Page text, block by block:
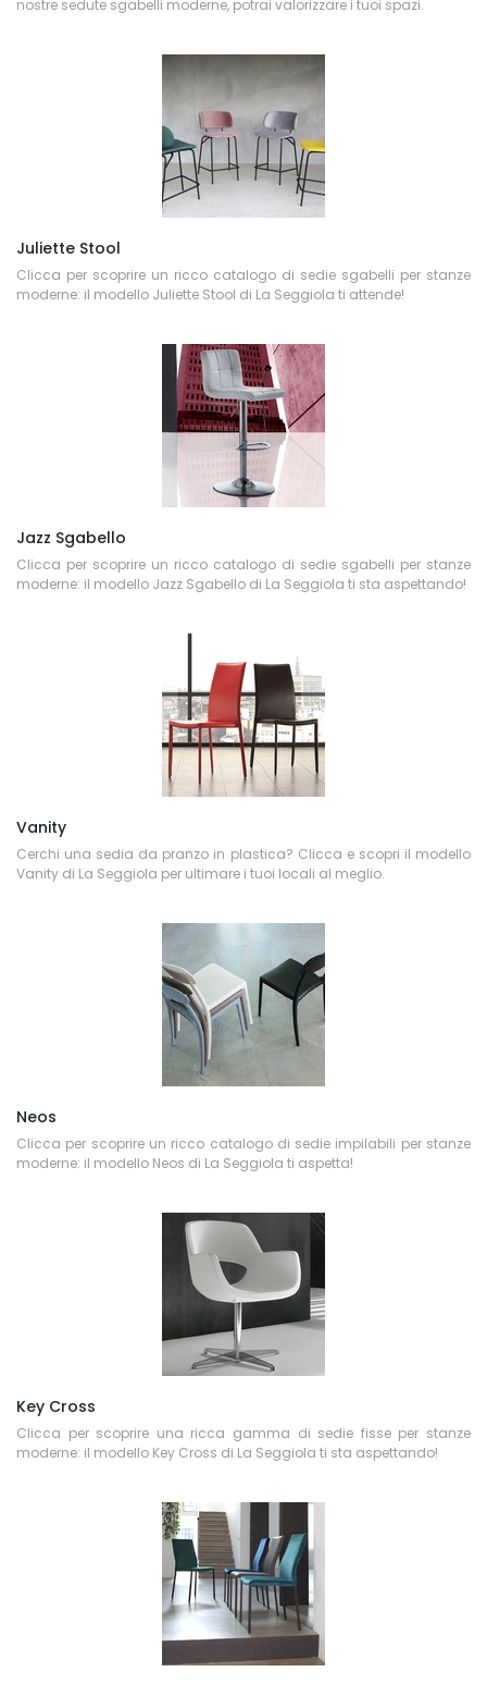
nostre sedute sgabelli moderne, potrai valorizzare i tuoi spazi.
Juliette Stool
Clicca per scoprire un ricco catalogo di sedie sgabelli per stanze
moderne: il modello Juliette Stool di La Seggiola ti attende!
Jazz Sgabello
Clicca per scoprire un ricco catalogo di sedie sgabelli per stanze
moderne: il modello Jazz Sgabello di La Seggiola ti sta aspettando!
Vanity
Cerchi una sedia da pranzo in plastica? Clicca e scopri il modello
Vanity di La Seggiola per ultimare i tuoi locali al meglio.
Neos
Clicca per scoprire un ricco catalogo di sedie impilabili per stanze
moderne: il modello Neos di La Seggiola ti aspetta!
Key Cross
Clicca per scoprire una ricca gamma di sedie fisse per stanze
moderne: il modello Key Cross di La Seggiola ti sta aspettando!